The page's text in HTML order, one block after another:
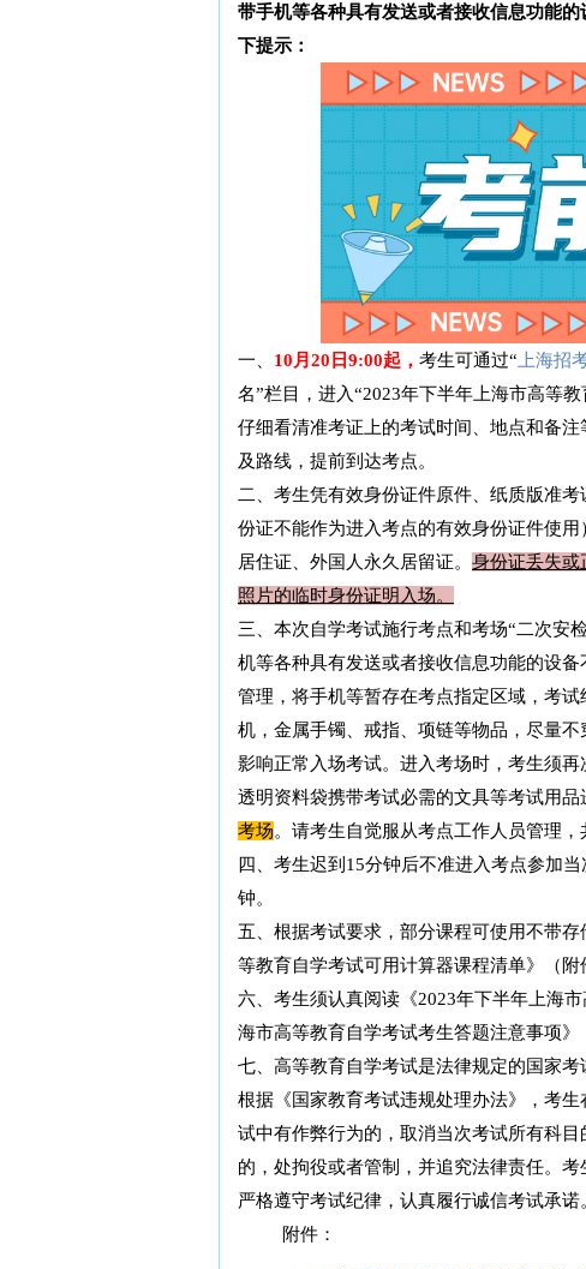
带手机等各种具有发送或者接收信息功能
下提示：
一、 10月20日9:00起 ， 考生可通过“ 上海招
名”栏目，进入“2023年下半年上海市高等
仔细看清准考证上的考试时间、地点和备
及路线，提前到达考点。
二、考生凭有效身份证件原件、纸质版准
份证不能作为进入考点的有效身份证件使
居住证、外国人永久居留证。 身份证丢失或
照片的临时身份证明入场。
三、本次自学考试施行考点和考场“二次安
机等各种具有发送或者接收信息功能的设
管理，将手机等暂存在考点指定区域，考
机，金属手镯、戒指、项链等物品，尽量
影响正常入场考试。进入考场时，考生须
透明资料袋携带考试必需的文具等考试用品
考场。请考生自觉服从考点工作人员管理，
四、考生迟到15分钟后不准进入考点参加
钟。
五、根据考试要求，部分课程可使用不带
等教育自学考试可用计算器课程清单》（附
六、考生须认真阅读《2023年下半年上海
海市高等教育自学考试考生答题注意事项》
七、高等教育自学考试是法律规定的国家
根据《国家教育考试违规处理办法》，考
试中有作弊行为的，取消当次考试所有科
的，处拘役或者管制，并追究法律责任。
严格遵守考试纪律，认真履行诚信考试承诺
附件：